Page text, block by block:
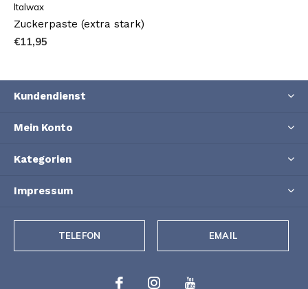
Italwax
Zuckerpaste (extra stark)
€11,95
Kundendienst
Mein Konto
Kategorien
Impressum
TELEFON EMAIL